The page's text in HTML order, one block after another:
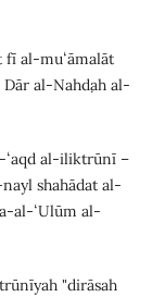
fī al-muʻāmalāt
al-Nahḍah al-
ʻaqd al-iliktrūnī –
shahādat al-
al-ʻUlūm al-
"dirāsah